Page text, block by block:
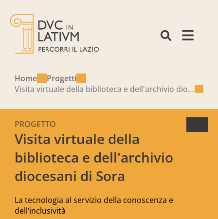
Home
Progetti
Visita virtuale della biblioteca e dell'archivio diocesani di Sora
Visita virtuale della
biblioteca e dell'archivio
diocesani di Sora
PROGETTO
La tecnologia al servizio della conoscenza e
dell’inclusività